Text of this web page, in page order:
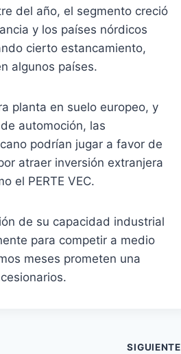
del año, el segmento creció
y los países nórdicos
cierto estancamiento,
algunos países.
planta en suelo europeo, y
automoción, las
podrían jugar a favor de
atraer inversión extranjera
el PERTE VEC.
de su capacidad industrial
para competir a medio
meses prometen una
SIGUIENTE